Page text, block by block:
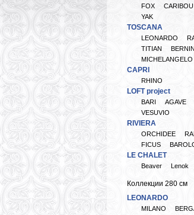
FOX CARIBOU
YAK
TOSCANA
LEONARDO
TITIAN
MICHELANGELO
CAPRI
RHINO
LOFT project
BARI AGAVE
VESUVIO
RIVIERA
ORCHIDEE
FICUS
LE CHALET
Beaver Lenok
Коллекции 280 см
LEONARDO
MILANO